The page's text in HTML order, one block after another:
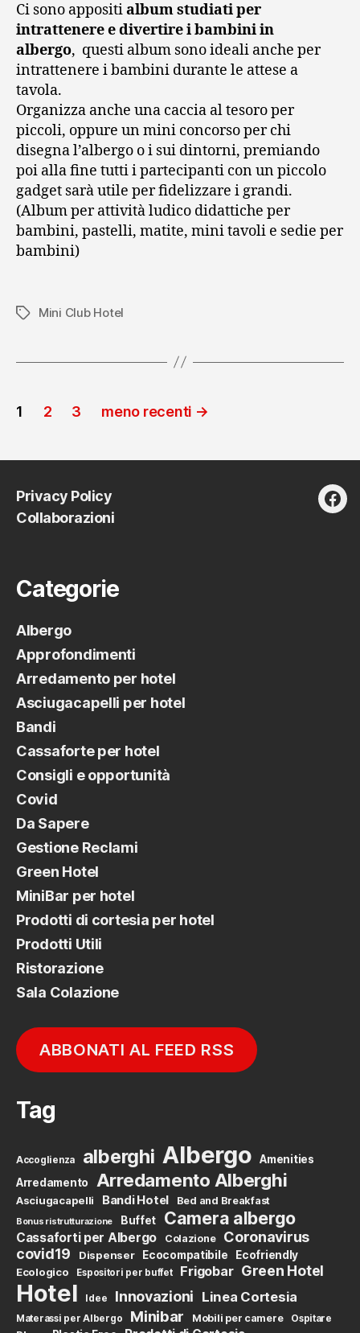
Ci sono appositialbum studiati per
intrattenere e divertire i bambini in
albergo, questi album sono ideali anche per
intrattenere i bambini durante le attese a
tavola.
Organizza anche una caccia al tesoro per
piccoli, oppure un mini concorso per chi
disegna l’albergo o i sui dintorni, premiando
poi alla fine tutti i partecipanti con un piccolo
gadget sarà utile per fidelizzare i grandi.
(Album per attività ludico didattiche per
bambini, pastelli, matite, mini tavoli e sedie per
bambini)
Tag Mini Club Hotel
Paginazione
articoli
1 2 3 meno recenti →
Privacy Policy
Collaborazioni
Categorie
Albergo
Approfondimenti
Arredamento per hotel
Asciugacapelli per hotel
Bandi
Cassaforte per hotel
Consigli e opportunità
Covid
Da Sapere
Gestione Reclami
Green Hotel
MiniBar per hotel
Prodotti di cortesia per hotel
Prodotti Utili
Ristorazione
Sala Colazione
ABBONATI AL FEED RSS
Tag
Accoglienza alberghi Albergo
Amenities
Arredamento
Arredamento Alberghi
Asciugacapelli Bandi Hotel Bed and Breakfast
Bonus ristrutturazione Buffet Camera albergo
Cassaforti per Albergo Colazione
Coronavirus
covid19
Dispenser Ecocompatibile
Ecofriendly
Ecologico
Espositori per buffet Frigobar Green Hotel
Hotel Idee Innovazioni Linea Cortesia
Materassi per Albergo Minibar Mobili per camere Ospitare